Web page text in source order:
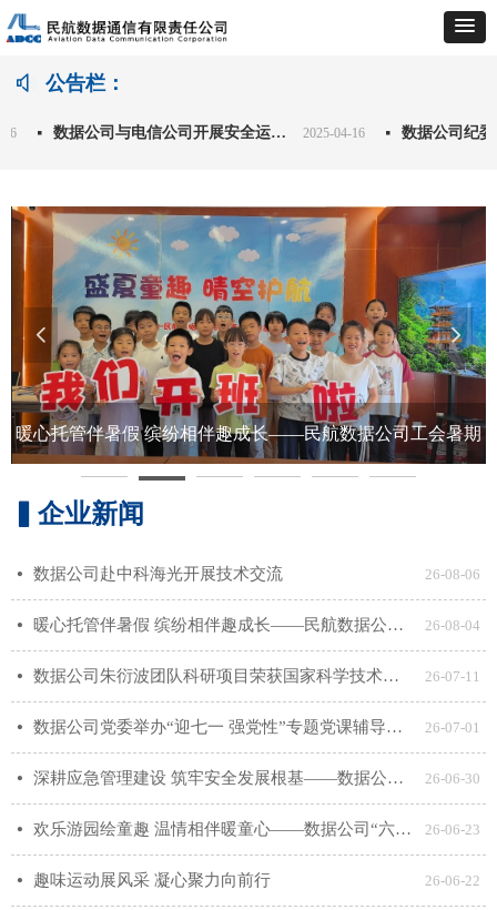
2025-04-16
넷 数据公司与电信公司开展安全运维专题交流 共筑民航空管安全防线 넷 数据公司纪委召
ꂗ 公告栏：
暖心托管伴暑假 缤纷相伴趣成长——民航数据公司工会暑期
넳 넲
26-08-06
넸 数据公司赴中科海光开展技术交流
26-08-04
넸 暖心托管伴暑假 缤纷相伴趣成长——民航数据公司工会暑期职工子女托管班有序开展
26-07-11
넸 数据公司朱衍波团队科研项目荣获国家科学技术进步奖一等奖
26-07-01
넸 数据公司党委举办“迎七一 强党性”专题党课辅导暨党委理论学习中心组（扩大）学习
26-06-30
넸 深耕应急管理建设 筑牢安全发展根基——数据公司开展应急管理专题专项培训
26-06-23
넸 欢乐游园绘童趣 温情相伴暖童心——数据公司“六一”亲子系列活动圆满收官
26-06-22
넸 趣味运动展风采 凝心聚力向前行
▍企业新闻